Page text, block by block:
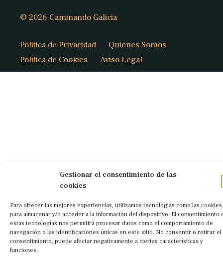
Gestionar el consentimiento de las
cookies
Para ofrecer las mejores experiencias, utilizamos tecnologías como las cookies
para almacenar y/o acceder a la información del dispositivo. El consentimiento
estas tecnologías nos permitirá procesar datos como el comportamiento de
navegación o las identificaciones únicas en este sitio. No consentir o retirar el
consentimiento, puede afectar negativamente a ciertas características y
funciones.
© 2026 Caminando Galicia
Politica de Privacidad
Quienes Somos
Politica de Cookies
Aviso Legal